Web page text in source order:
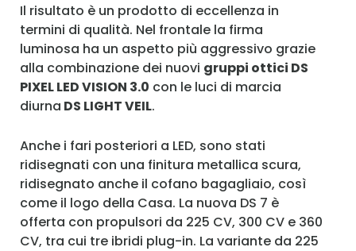
Il risultato è un prodotto di eccellenza in
termini di qualità. Nel frontale la firma
luminosa ha un aspetto più aggressivo grazie
alla combinazione dei nuovi gruppi ottici DS
PIXEL LED VISION 3.0 con le luci di marcia
diurna DS LIGHT VEIL.
Anche i fari posteriori a LED, sono stati
ridisegnati con una finitura metallica scura,
ridisegnato anche il cofano bagagliaio, così
come il logo della Casa. La nuova DS 7 è
offerta con propulsori da 225 CV, 300 CV e 360
CV, tra cui tre ibridi plug-in. La variante da 225